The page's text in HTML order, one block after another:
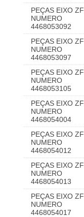
PEÇAS EIXO ZF
NUMERO
4468053092
PEÇAS EIXO ZF
NUMERO
4468053097
PEÇAS EIXO ZF
NUMERO
4468053105
PEÇAS EIXO ZF
NUMERO
4468054004
PEÇAS EIXO ZF
NUMERO
4468054012
PEÇAS EIXO ZF
NUMERO
4468054013
PEÇAS EIXO ZF
NUMERO
4468054017